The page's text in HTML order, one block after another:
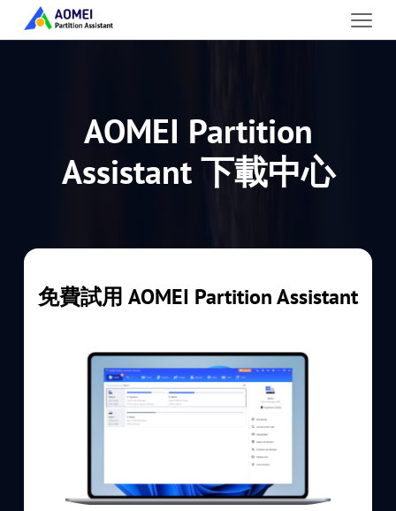
AOMEI Partition
Assistant 下載中心
免費試用 AOMEI Partition Assistant